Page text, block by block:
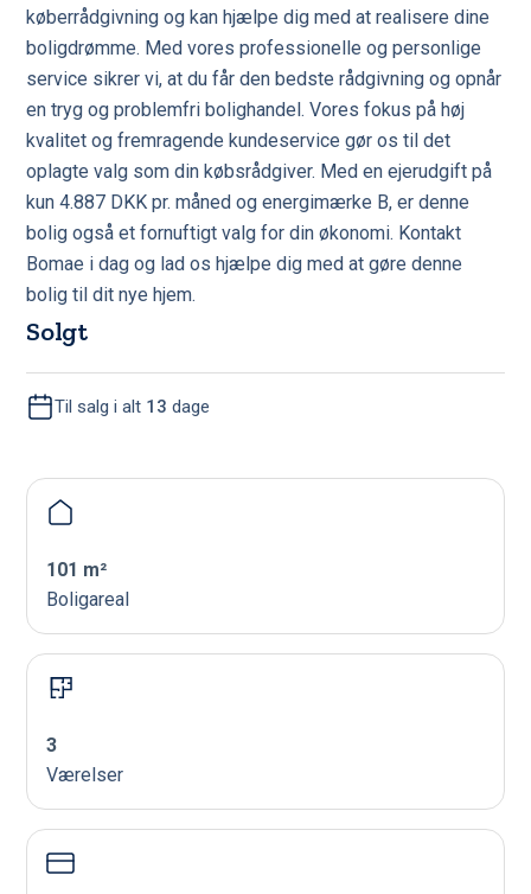
køberrådgivning og kan hjælpe dig med at realisere dine
boligdrømme. Med vores professionelle og personlige
service sikrer vi, at du får den bedste rådgivning og opnår
en tryg og problemfri bolighandel. Vores fokus på høj
kvalitet og fremragende kundeservice gør os til det
oplagte valg som din købsrådgiver. Med en ejerudgift på
kun 4.887 DKK pr. måned og energimærke B, er denne
bolig også et fornuftigt valg for din økonomi. Kontakt
Bomae i dag og lad os hjælpe dig med at gøre denne
bolig til dit nye hjem.
Solgt
Til salg i alt 13 dage
101 m²
Boligareal
3
Værelser